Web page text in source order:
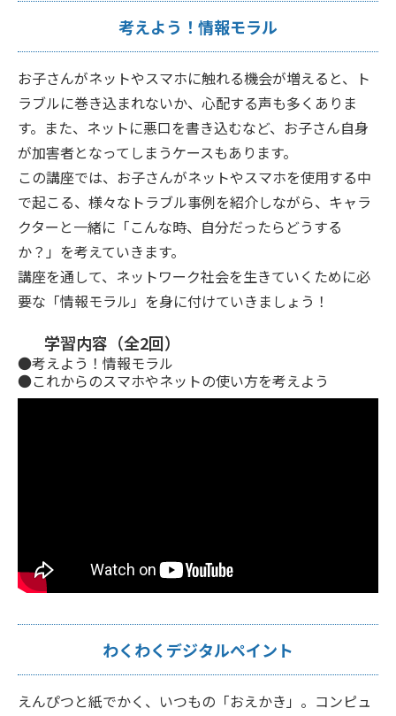
考えよう！情報モラル
お子さんがネットやスマホに触れる機会が増えると、ト
ラブルに巻き込まれないか、心配する声も多くありま
す。また、ネットに悪口を書き込むなど、お子さん自身
が加害者となってしまうケースもあります。
この講座では、お子さんがネットやスマホを使用する中
で起こる、様々なトラブル事例を紹介しながら、キャラ
クターと一緒に「こんな時、自分だったらどうする
か？」を考えていきます。
講座を通して、ネットワーク社会を生きていくために必
要な「情報モラル」を身に付けていきましょう！
学習内容（全2回）
●考えよう！情報モラル
●これからのスマホやネットの使い方を考えよう
わくわくデジタルペイント
えんぴつと紙でかく、いつもの「おえかき」。コンピュ